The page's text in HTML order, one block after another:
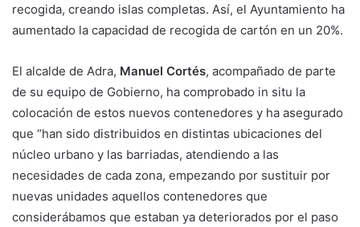
recogida, creando islas completas. Así, el Ayuntamiento ha
aumentado la capacidad de recogida de cartón en un 20%.
El alcalde de Adra, Manuel Cortés, acompañado de parte
de su equipo de Gobierno, ha comprobado in situ la
colocación de estos nuevos contenedores y ha asegurado
que “han sido distribuidos en distintas ubicaciones del
núcleo urbano y las barriadas, atendiendo a las
necesidades de cada zona, empezando por sustituir por
nuevas unidades aquellos contenedores que
considerábamos que estaban ya deteriorados por el paso